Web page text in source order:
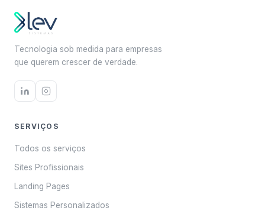
Tecnologia sob medida para empresas
que querem crescer de verdade.
SERVIÇOS
Todos os serviços
Sites Profissionais
Landing Pages
Sistemas Personalizados